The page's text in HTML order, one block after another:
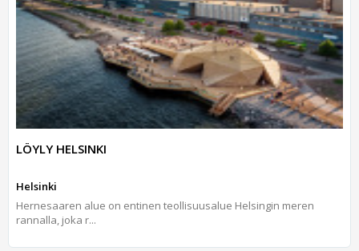
LÖYLY HELSINKI
Helsinki
Hernesaaren alue on entinen teollisuusalue Helsingin meren
rannalla, joka r...